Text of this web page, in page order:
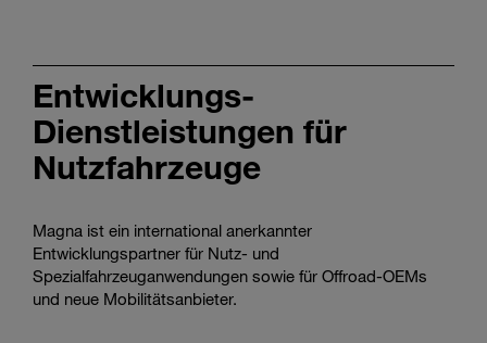
Enter
search
Entwicklungs-
Dienstleistungen für
Nutzfahrzeuge
Magna ist ein international anerkannter
Entwicklungspartner für Nutz- und
Spezialfahrzeuganwendungen sowie für Offroad-OEMs
und neue Mobilitätsanbieter.